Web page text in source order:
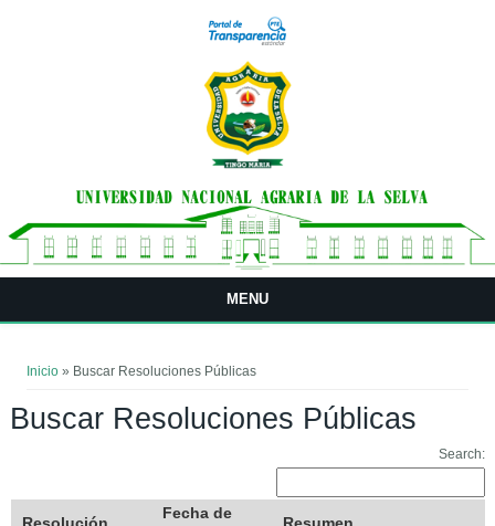
MENU
Inicio » Buscar Resoluciones Públicas
Buscar Resoluciones Públicas
Search:
Fecha de